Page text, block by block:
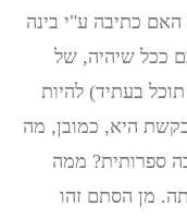
האם כתיבה ע"י בינה
ככל שיהיה, של
בעתיד) להיות
היא, כמובן, מה
ספרותית? ממה
מן הסתם זהו